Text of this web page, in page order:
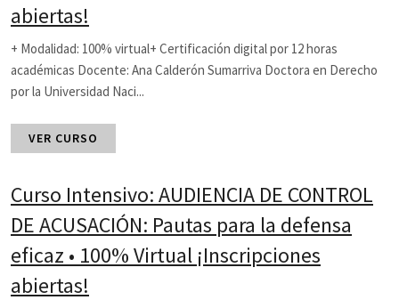
abiertas!
+ Modalidad: 100% virtual+ Certificación digital por 12 horas
académicas Docente: Ana Calderón Sumarriva Doctora en Derecho
por la Universidad Naci...
VER CURSO
Curso Intensivo: AUDIENCIA DE CONTROL
DE ACUSACIÓN: Pautas para la defensa
eficaz • 100% Virtual ¡Inscripciones
abiertas!